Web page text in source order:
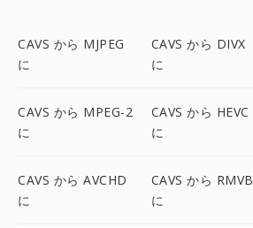
CAVS から MJPEG
に
CAVS から DIVX
に
CAVS から MPEG-2
に
CAVS から HEVC
に
CAVS から AVCHD
に
CAVS から RMVB
に